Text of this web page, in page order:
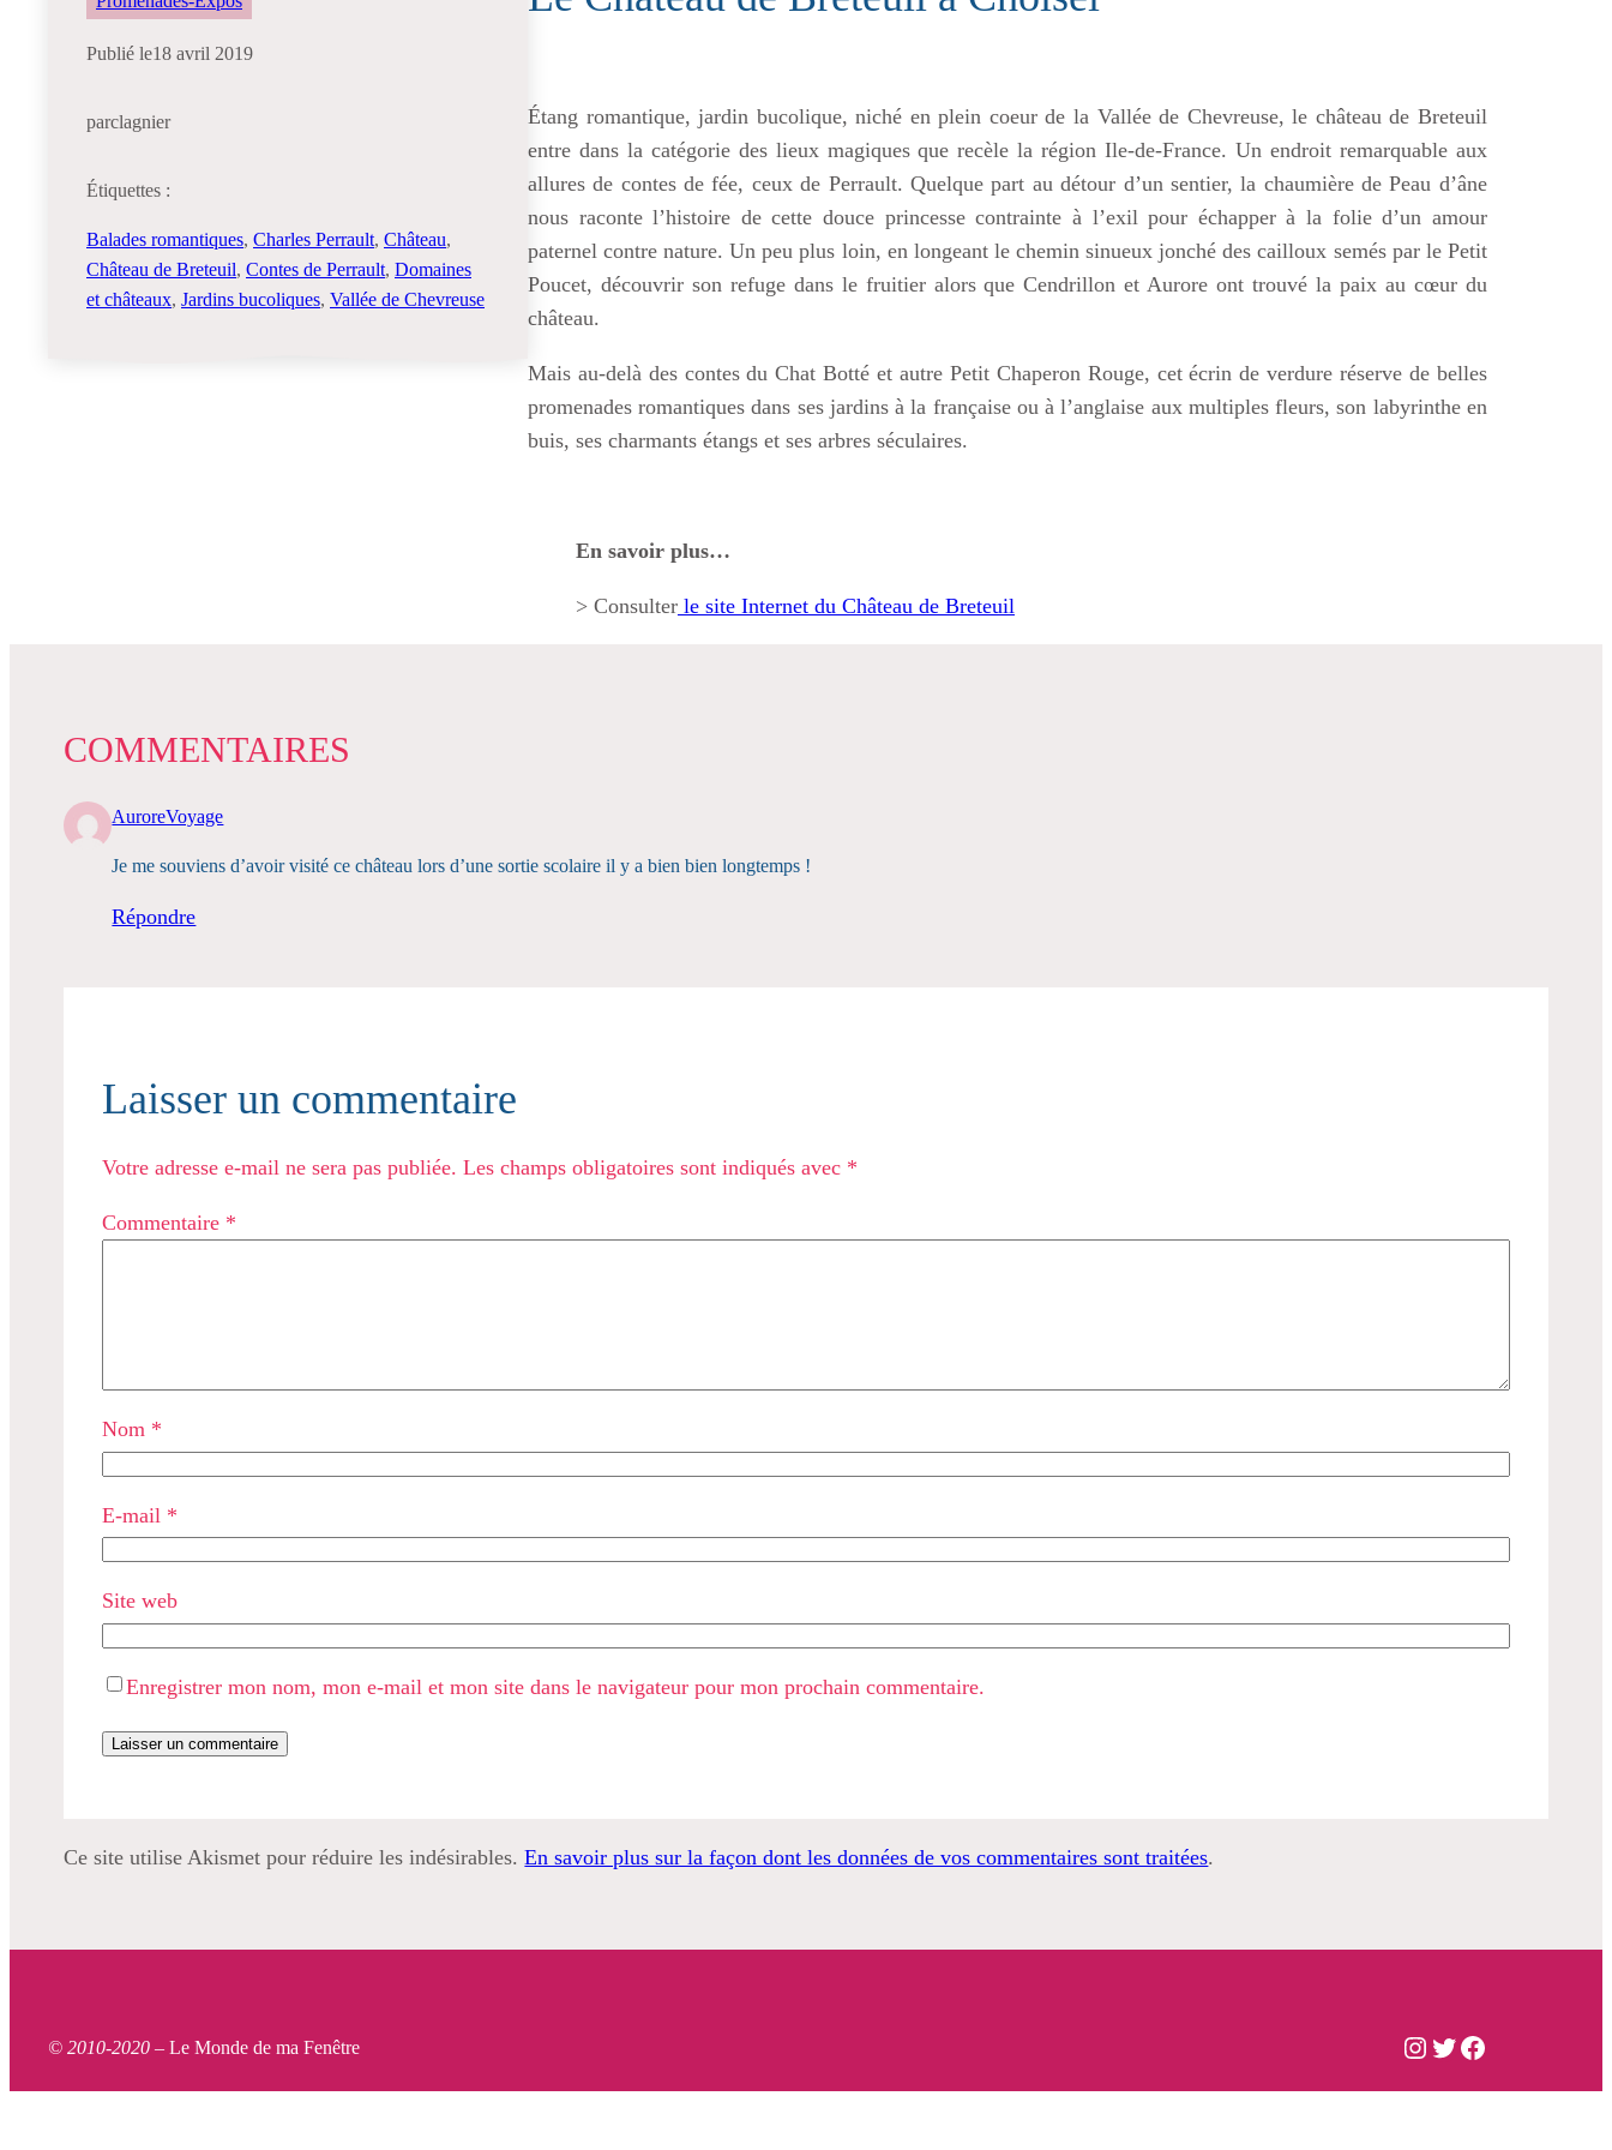
Publié le18 avril 2019
parclagnier
Étiquettes :
Balades romantiques, Charles Perrault, Château
Château de Breteuil, Contes de Perrault, Domaines
et châteaux, Jardins bucoliques, Vallée de Chevreuse
Étang romantique, jardin bucolique, niché en plein coeur de la Vallée de Chevreuse, le château de Breteuil
entre dans la catégorie des lieux magiques que recèle la région Ile-de-France. Un endroit remarquable aux
allures de contes de fée, ceux de Perrault. Quelque part au détour d’un sentier, la chaumière de Peau d’âne
nous raconte l’histoire de cette douce princesse contrainte à l’exil pour échapper à la folie d’un amour
paternel contre nature. Un peu plus loin, en longeant le chemin sinueux jonché des cailloux semés par le Petit
Poucet, découvrir son refuge dans le fruitier alors que Cendrillon et Aurore ont trouvé la paix au cœur du
château.
Mais au-delà des contes du Chat Botté et autre Petit Chaperon Rouge, cet écrin de verdure réserve de belles
promenades romantiques dans ses jardins à la française ou à l’anglaise aux multiples fleurs, son labyrinthe en
buis, ses charmants étangs et ses arbres séculaires.
En savoir plus…
> Consulterle site Internet du Château de Breteuil
COMMENTAIRES
AuroreVoyage
Je me souviens d’avoir visité ce château lors d’une sortie scolaire il y a bien bien longtemps !
Répondre
Laisser un commentaire
Votre adresse e-mail ne sera pas publiée. Les champs obligatoires sont indiqués avec *
Commentaire *
Nom *
E-mail *
Site web
Enregistrer mon nom, mon e-mail et mon site dans le navigateur pour mon prochain commentaire.
Ce site utilise Akismet pour réduire les indésirables.En savoir plus sur la façon dont les données de vos commentaires sont traitées.
© 2010-2020 – Le Monde de ma Fenêtre Instagram
Twitter
Facebook